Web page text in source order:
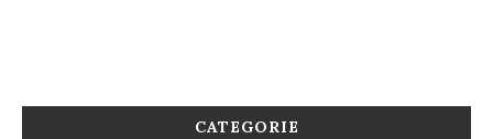
CATEGORIE